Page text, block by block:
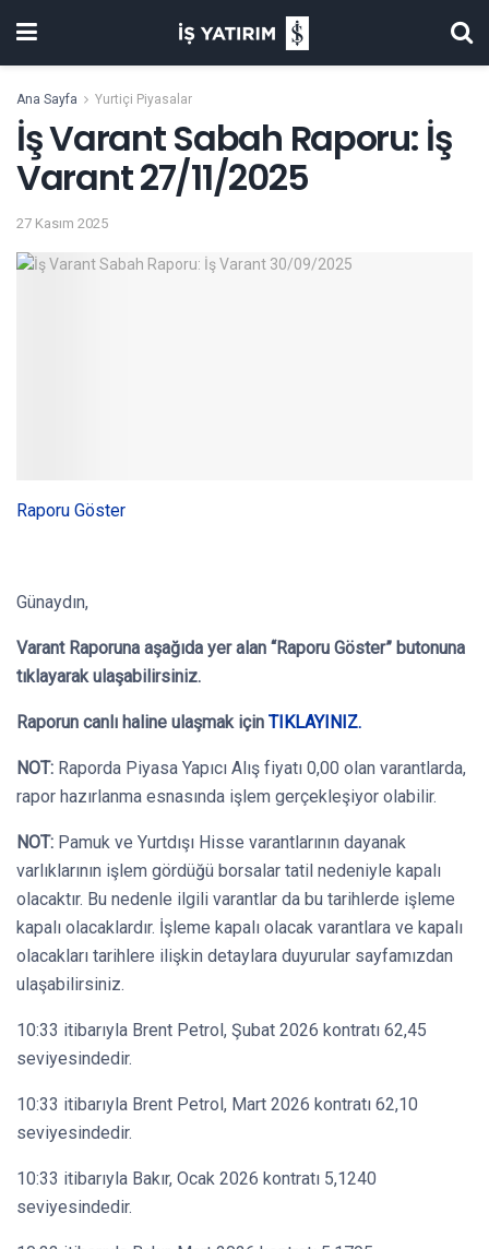
Ana Sayfa Yurtiçi Piyasalar
İş Varant Sabah Raporu: İş
Varant 27/11/2025
27 Kasım 2025
Raporu Göster
Günaydın,
Varant Raporuna aşağıda yer alan “Raporu Göster” butonuna
tıklayarak ulaşabilirsiniz.
Raporun canlı haline ulaşmak için TIKLAYINIZ.
NOT: Raporda Piyasa Yapıcı Alış fiyatı 0,00 olan varantlarda,
rapor hazırlanma esnasında işlem gerçekleşiyor olabilir.
NOT: Pamuk ve Yurtdışı Hisse varantlarının dayanak
varlıklarının işlem gördüğü borsalar tatil nedeniyle kapalı
olacaktır. Bu nedenle ilgili varantlar da bu tarihlerde işleme
kapalı olacaklardır. İşleme kapalı olacak varantlara ve kapalı
olacakları tarihlere ilişkin detaylara duyurular sayfamızdan
ulaşabilirsiniz.
10:33 itibarıyla Brent Petrol, Şubat 2026 kontratı 62,45
seviyesindedir.
10:33 itibarıyla Brent Petrol, Mart 2026 kontratı 62,10
seviyesindedir.
10:33 itibarıyla Bakır, Ocak 2026 kontratı 5,1240
seviyesindedir.